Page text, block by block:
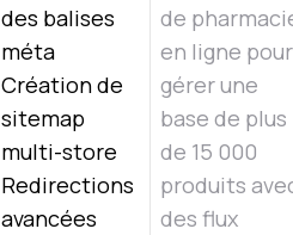
des balises
méta
Création de
sitemap
multi-store
Redirections
avancées
de
en ligne pour
gérer une
base de plus
de 15 000
produits
des flux